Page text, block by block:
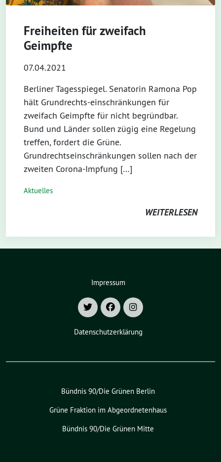
Freiheiten für zweifach
Geimpfte
07.04.2021
Berliner Tagesspiegel. Senatorin Ramona Pop
hält Grundrechts-einschränkungen für
zweifach Geimpfte für nicht begründbar.
Bund und Länder sollen zügig eine Regelung
treffen, fordert die Grüne.
Grundrechtseinschränkungen sollen nach der
zweiten Corona-Impfung […]
Aktuelles
WEITERLESEN
Impressum
Datenschutzerklärung
Bündnis 90/Die Grünen Berlin
Grüne Fraktion im Abgeordnetenhaus
Bündnis 90/Die Grünen Mitte